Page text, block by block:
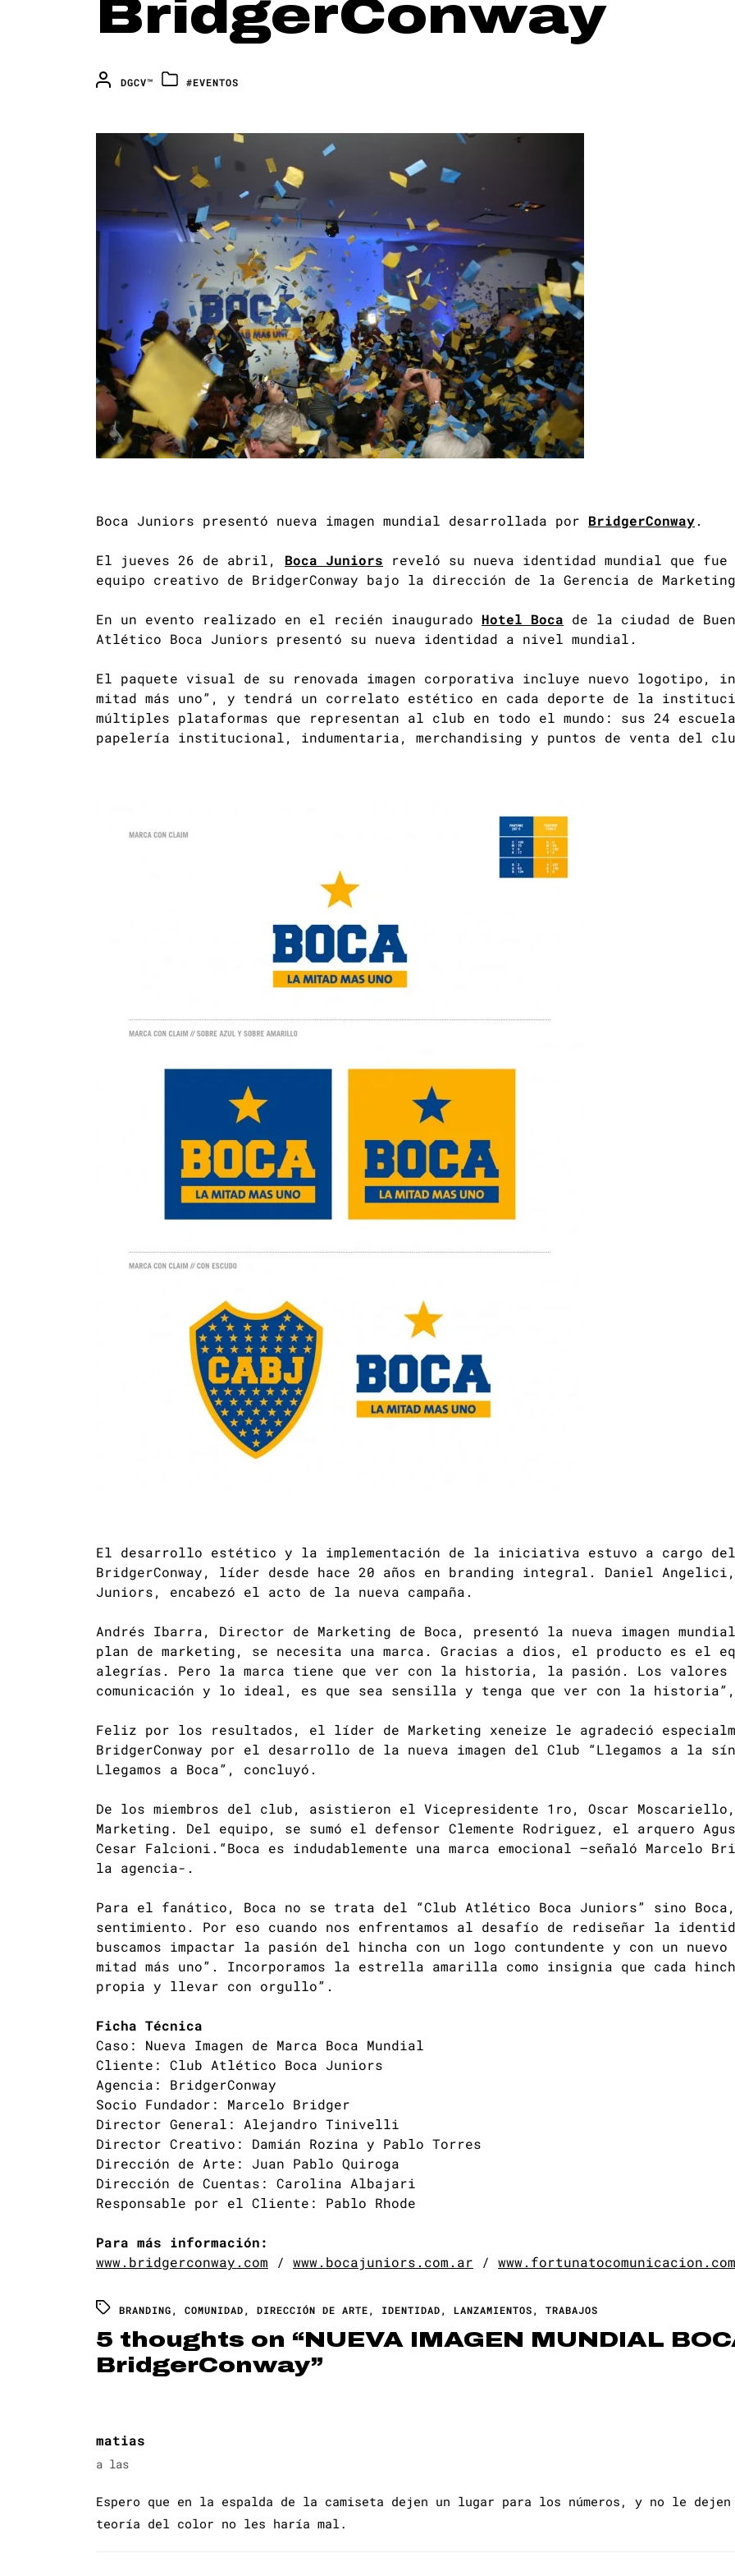
BridgerConway
DGCV™ #EVENTOS
Boca Juniors presentó nueva imagen mundial desarrollada por BridgerConway.
El jueves 26 de abril, Boca Juniors reveló su nueva identidad mundial que
equipo creativo de BridgerConway bajo la dirección de la Gerencia de
En un evento realizado en el recién inaugurado Hotel Boca de la ciudad de
Atlético Boca Juniors presentó su nueva identidad a nivel mundial.
El paquete visual de su renovada imagen corporativa incluye nuevo logotipo,
mitad más uno”, y tendrá un correlato estético en cada deporte de la
múltiples plataformas que representan al club en todo el mundo: sus 24
papelería institucional, indumentaria, merchandising y puntos de venta del
El desarrollo estético y la implementación de la iniciativa estuvo a cargo
BridgerConway, líder desde hace 20 años en branding integral. Daniel
Juniors, encabezó el acto de la nueva campaña.
Andrés Ibarra, Director de Marketing de Boca, presentó la nueva imagen
plan de marketing, se necesita una marca. Gracias a dios, el producto es el
alegrías. Pero la marca tiene que ver con la historia, la pasión. Los valores
comunicación y lo ideal, es que sea sensilla y tenga que ver con la
Feliz por los resultados, el líder de Marketing xeneize le agradeció
BridgerConway por el desarrollo de la nueva imagen del Club “Llegamos a la
Llegamos a Boca”, concluyó.
De los miembros del club, asistieron el Vicepresidente 1ro, Oscar Moscariello,
Marketing. Del equipo, se sumó el defensor Clemente Rodriguez, el arquero
Cesar Falcioni.“Boca es indudablemente una marca emocional –señaló Marcelo
la agencia-.
Para el fanático, Boca no se trata del “Club Atlético Boca Juniors” sino Boca,
sentimiento. Por eso cuando nos enfrentamos al desafío de rediseñar la
buscamos impactar la pasión del hincha con un logo contundente y con un
mitad más uno”. Incorporamos la estrella amarilla como insignia que cada
propia y llevar con orgullo”.
Ficha Técnica
Caso: Nueva Imagen de Marca Boca Mundial
Cliente: Club Atlético Boca Juniors
Agencia: BridgerConway
Socio Fundador: Marcelo Bridger
Director General: Alejandro Tinivelli
Director Creativo: Damián Rozina y Pablo Torres
Dirección de Arte: Juan Pablo Quiroga
Dirección de Cuentas: Carolina Albajari
Responsable por el Cliente: Pablo Rhode
Para más información:
www.bridgerconway.com / www.bocajuniors.com.ar / www.fortunatocomunicacion.com
BRANDING, COMUNIDAD, DIRECCIÓN DE ARTE, IDENTIDAD, LANZAMIENTOS, TRABAJOS
5 thoughts on “NUEVA IMAGEN MUNDIAL
BridgerConway”
matias
a las
Espero que en la espalda de la camiseta dejen un lugar para los números, y no le
teoría del color no les haría mal.